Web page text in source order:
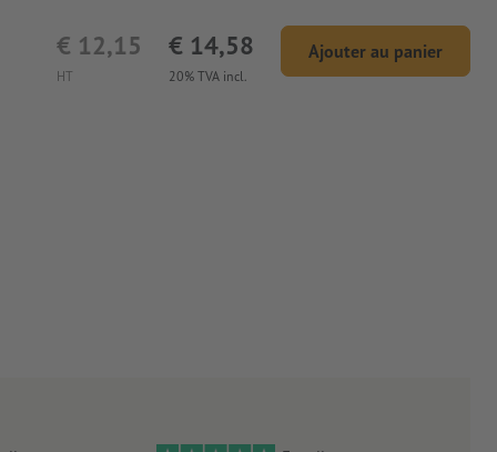
HT
€ 12,15
20% TVA incl.
€ 14,58 Ajouter au panier